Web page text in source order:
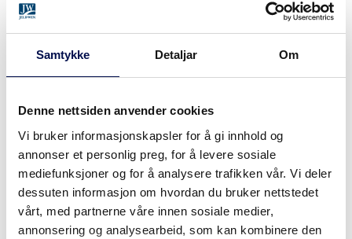
Samtykke Detaljar Om
Denne nettsiden anvender cookies
Vi bruker informasjonskapsler for å gi innhold og
annonser et personlig preg, for å levere sosiale
mediefunksjoner og for å analysere trafikken vår. Vi deler
dessuten informasjon om hvordan du bruker nettstedet
vårt, med partnerne våre innen sosiale medier,
annonsering og analysearbeid, som kan kombinere den
OVERFLATER (5)
NCS S0502-YNCS S0500-NRAL 9010NESTEN ALLE NCS S OG
HVOR KAN MAN KJØPE